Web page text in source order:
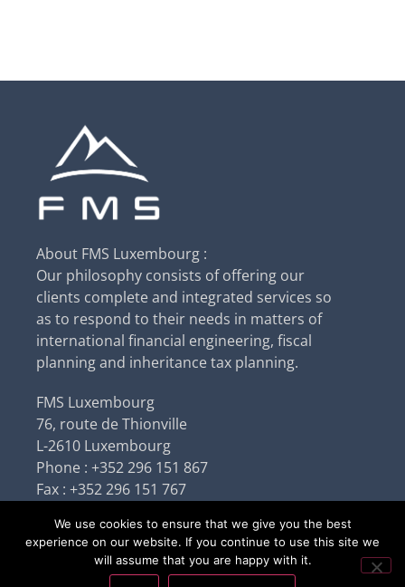
About FMS Luxembourg :
Our philosophy consists of offering our
clients complete and integrated services so
as to respond to their needs in matters of
international financial engineering, fiscal
planning and inheritance tax planning.
FMS Luxembourg
76, route de Thionville
L-2610 Luxembourg
Phone : +352 296 151 867
Fax : +352 296 151 767
We use cookies to ensure that we give you the best
experience on our website. If you continue to use this site we
will assume that you are happy with it.